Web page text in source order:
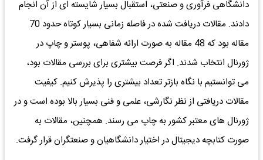
دانشگاهی فرآوری و صنعتی، استقبال بسیار شایسته ای از آن انجام
دادند. مقالات دریافت شده در فاصله زمانی بسیار کوتاه حدود 70
مقاله بود که 48 مقاله به صورت ارائه شفاهی، پوستر و چاپ در
ژورنال انتخاب شدند. اگر فرصت بیشتری برای بررسی مقالات بود،
می توانستیم با نگاه بازتر تعداد بیشتری را پذیرش کنیم. کیفیت
مقالات دریافتی از نظر نگارشی، علمی و فنی بسیار بالا بوده است و در
ژورنال های معتبر کشور به چاپ می رسند. همچنین، مقالات به
صورت کتابچه دیجیتال در اختیار دانشگاهیان و صنعتگران قرار گرفت.